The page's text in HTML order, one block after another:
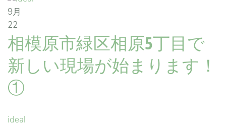
9月
22
相模原市緑区相原5丁目で
新しい現場が始まります！
①
ideal